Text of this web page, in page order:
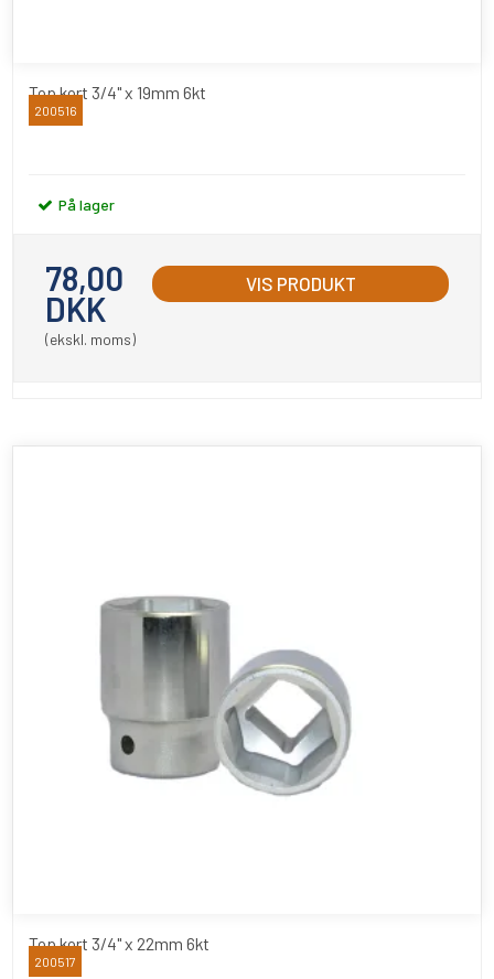
Top kort 3/4" x 19mm 6kt
BATO
200516
På lager
78,00
DKK
(ekskl. moms)
VIS PRODUKT
Top kort 3/4" x 22mm 6kt
BATO
200517